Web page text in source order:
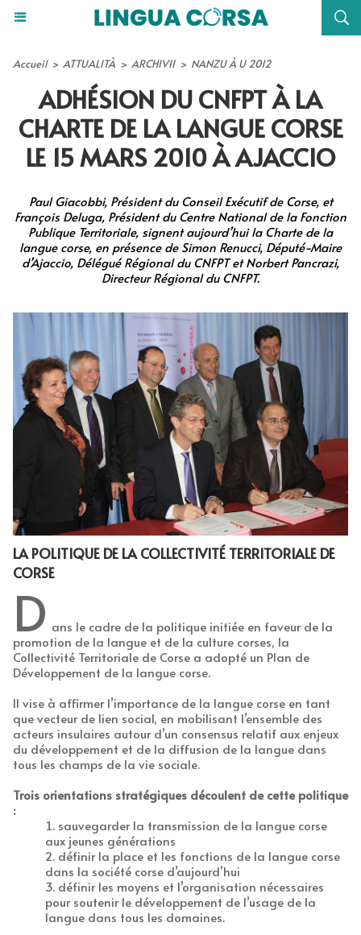
Accueil > ATTUALITÀ > ARCHIVII > NANZU À U 2012
ADHÉSION DU CNFPT À LA
CHARTE DE LA LANGUE CORSE
LE 15 MARS 2010 À AJACCIO
Paul Giacobbi, Président du Conseil Exécutif de Corse, et
François Deluga, Président du Centre National de la Fonction
Publique Territoriale, signent aujourd’hui la Charte de la
langue corse, en présence de Simon Renucci, Député-Maire
d’Ajaccio, Délégué Régional du CNFPT et Norbert Pancrazi,
Directeur Régional du CNFPT.
LA POLITIQUE DE LA COLLECTIVITÉ TERRITORIALE DE
CORSE
D ans le cadre de la politique initiée en faveur de la
promotion de la langue et de la culture corses, la
Collectivité Territoriale de Corse a adopté un Plan de
Développement de la langue corse.
Il vise à affirmer l’importance de la langue corse en tant
que vecteur de lien social, en mobilisant l’ensemble des
acteurs insulaires autour d’un consensus relatif aux enjeux
du développement et de la diffusion de la langue dans
tous les champs de la vie sociale.
Trois orientations stratégiques découlent de cette politique
:
sauvegarder la transmission de la langue corse
aux jeunes générations
définir la place et les fonctions de la langue corse
dans la société corse d’aujourd’hui
définir les moyens et l’organisation nécessaires
pour soutenir le développement de l’usage de la
langue dans tous les domaines.